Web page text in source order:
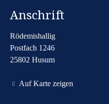
Anschrift
Rödemishallig
Postfach 1246
25802 Husum
Auf Karte zeigen